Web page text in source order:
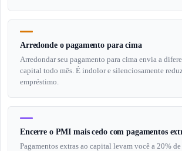
Arredonde o pagamento para cima
Arredondar seu pagamento para cima envia a
capital todo mês. É indolor e silenciosamente
empréstimo.
Encerre o PMI mais cedo com pagamentos
Pagamentos extras ao capital levam você a 20%